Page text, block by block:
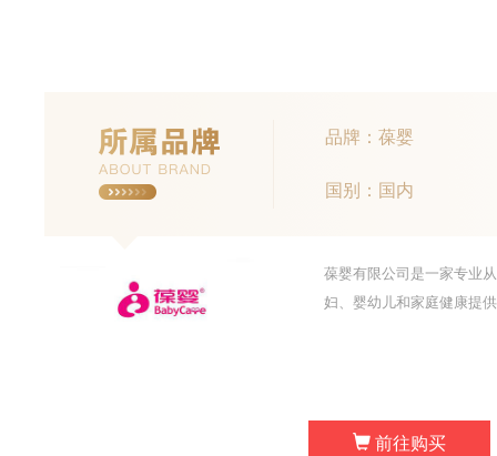
品牌：葆婴
国别：国内
葆婴有限公司是一家专业
妇、婴幼儿和家庭健康提
前往购买